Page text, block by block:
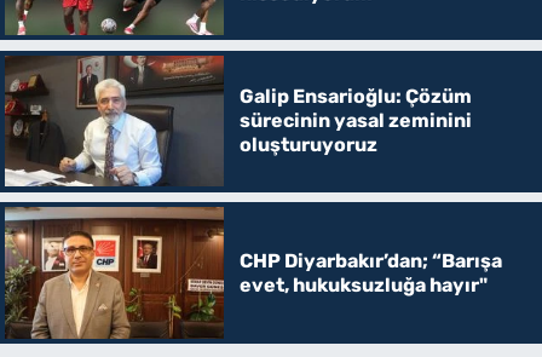
Galip Ensarioğlu: Çözüm
sürecinin yasal zeminini
oluşturuyoruz
CHP Diyarbakır’dan; “Barışa
evet, hukuksuzluğa hayır"